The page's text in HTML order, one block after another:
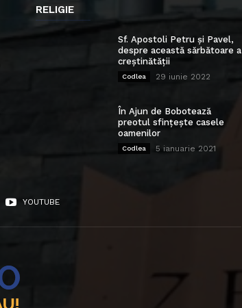
RELIGIE
Sf. Apostoli Petru și Pavel,
despre această sărbătoare a
creștinătății
Codlea 29 iunie 2022
În Ajun de Bobotează
preotul sfințește casele
oamenilor
Codlea 5 ianuarie 2021
YOUTUBE